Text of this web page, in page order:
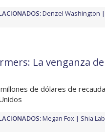
Denzel Washington
La venganza
de dólares de
Megan Fox Shia